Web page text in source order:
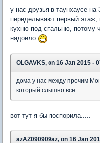
у нас друзья в таунхаусе
переделывают первый
кухню под спальню, потому
надоело
OLGAVKS, on 16 Jan 2015 -
дома у нас между прочим
который слышно все.
вот тут я бы поспорила.....
azAZ090909az, on 16 Jan